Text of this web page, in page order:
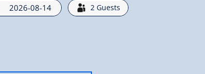
2 Guests